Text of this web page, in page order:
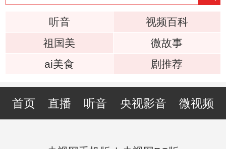
听音
视频百科
祖国美
微故事
ai美食
剧推荐
首页 直播 听音 央视影音 微视频